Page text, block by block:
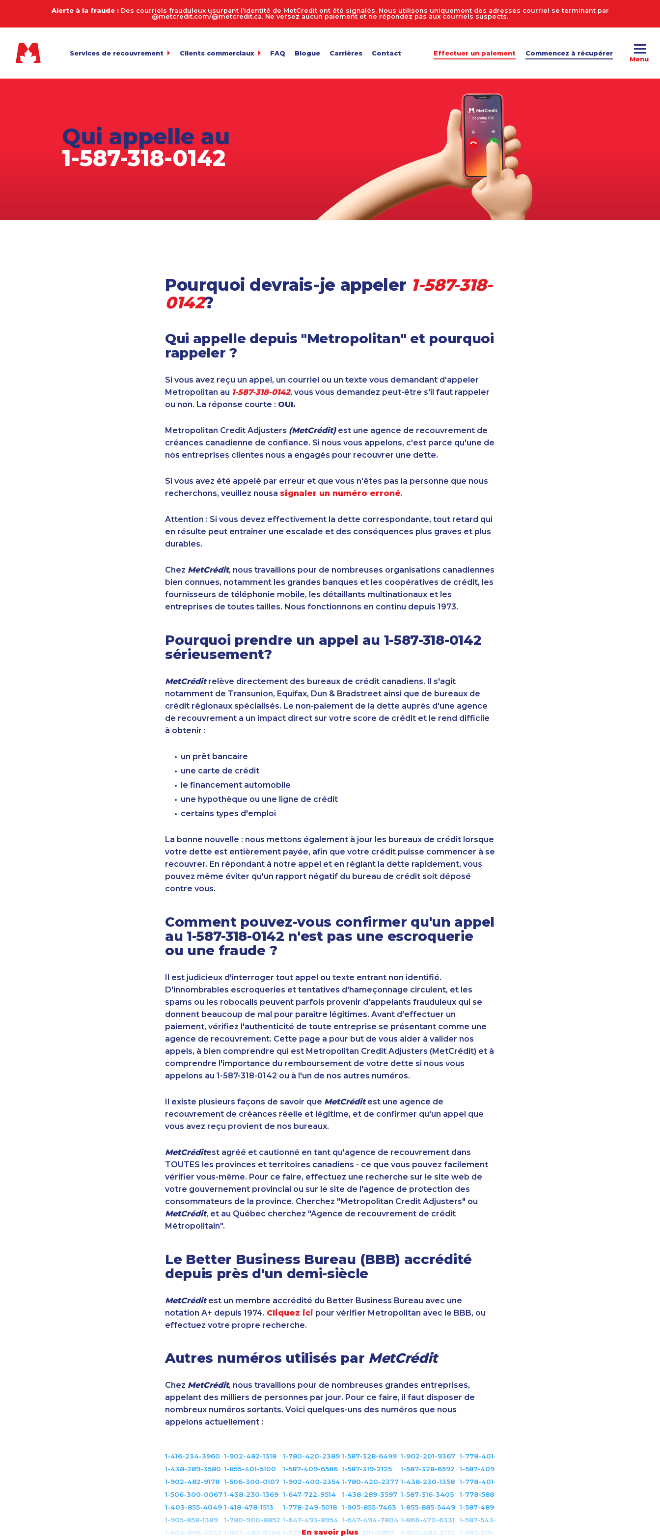
Alerte à la fraude : Des courriels frauduleux usurpant l’identité de MetCredit ont été signalés. Nous utilisons uniquement des adresses courriel se terminant par
@metcredit.com/@metcredit.ca. Ne versez aucun paiement et ne répondez pas aux courriels suspects.
Services de recouvrement
Agriculture
Arriérés en automobile
Biens de succession et décès
Locataire-propriétaire
Clients commerciaux
Transfert de fichiers
Téléversements en vrac
Payez votre facture
Politique de confidentialité
FAQ Blogue Carrières Contact Effectuer un paiement Commencez à récupérer
Qui appelle au
1-587-318-0142
Pourquoi devrais-je appeler 1-587-318-
0142?
Qui appelle depuis "Metropolitan" et pourquoi
rappeler ?
Si vous avez reçu un appel, un courriel ou un texte vous demandant d'appeler
Metropolitan au 1-587-318-0142, vous vous demandez peut-être s'il faut rappeler
ou non. La réponse courte : OUI.
Metropolitan Credit Adjusters (MetCrédit)est une agence de recouvrement de
créances canadienne de confiance. Si nous vous appelons, c'est parce qu'une de
nos entreprises clientes nous a engagés pour recouvrer une dette.
Si vous avez été appelé par erreur et que vous n'êtes pas la personne que nous
recherchons, veuillez nousa signaler un numéro erroné.
Attention : Si vous devez effectivement la dette correspondante, tout retard qui
en résulte peut entraîner une escalade et des conséquences plus graves et plus
durables.
Chez MetCrédit, nous travaillons pour de nombreuses organisations canadiennes
bien connues, notamment les grandes banques et les coopératives de crédit, les
fournisseurs de téléphonie mobile, les détaillants multinationaux et les
entreprises de toutes tailles. Nous fonctionnons en continu depuis 1973.
Pourquoi prendre un appel au 1-587-318-0142
sérieusement?
MetCréditrelève directement des bureaux de crédit canadiens. Il s'agit
notamment de Transunion, Equifax, Dun & Bradstreet ainsi que de bureaux de
crédit régionaux spécialisés. Le non-paiement de la dette auprès d'une agence
de recouvrement a un impact direct sur votre score de crédit et le rend difficile
à obtenir :
un prêt bancaire
une carte de crédit
le financement automobile
une hypothèque ou une ligne de crédit
certains types d'emploi
La bonne nouvelle : nous mettons également à jour les bureaux de crédit lorsque
votre dette est entièrement payée, afin que votre crédit puisse commencer à se
recouvrer. En répondant à notre appel et en réglant la dette rapidement, vous
pouvez même éviter qu'un rapport négatif du bureau de crédit soit déposé
contre vous.
Comment pouvez-vous confirmer qu'un appel
au 1-587-318-0142 n'est pas une escroquerie
ou une fraude ?
Il est judicieux d'interroger tout appel ou texte entrant non identifié.
D'innombrables escroqueries et tentatives d'hameçonnage circulent, et les
spams ou les robocalls peuvent parfois provenir d'appelants frauduleux qui se
donnent beaucoup de mal pour paraître légitimes. Avant d'effectuer un
paiement, vérifiez l'authenticité de toute entreprise se présentant comme une
agence de recouvrement. Cette page a pour but de vous aider à valider nos
appels, à bien comprendre qui est Metropolitan Credit Adjusters (MetCrédit) et à
comprendre l'importance du remboursement de votre dette si nous vous
appelons au 1-587-318-0142 ou à l'un de nos autres numéros.
Il existe plusieurs façons de savoir que MetCréditest une agence de
recouvrement de créances réelle et légitime, et de confirmer qu'un appel que
vous avez reçu provient de nos bureaux.
MetCréditest agréé et cautionné en tant qu'agence de recouvrement dans
TOUTES les provinces et territoires canadiens - ce que vous pouvez facilement
vérifier vous-même. Pour ce faire, effectuez une recherche sur le site web de
votre gouvernement provincial ou sur le site de l'agence de protection des
consommateurs de la province. Cherchez "Metropolitan Credit Adjusters" ou
MetCrédit, et au Québec cherchez "Agence de recouvrement de crédit
Métropolitain".
Le Better Business Bureau (BBB) accrédité
depuis près d'un demi-siècle
MetCréditest un membre accrédité du Better Business Bureau avec une
notation A+ depuis 1974. Cliquez ici pour vérifier Metropolitan avec le BBB, ou
effectuez votre propre recherche.
Autres numéros utilisés par MetCrédit
Chez MetCrédit, nous travaillons pour de nombreuses grandes entreprises,
appelant des milliers de personnes par jour. Pour ce faire, il faut disposer de
nombreux numéros sortants. Voici quelques-uns des numéros que nous
appelons actuellement :
En savoir plus
1-416-234-3960 1-902-482-1318 1-780-420-2389 1-587-328-6499 1-902-201-9367 1-778-401-7372
1-438-289-3580 1-855-401-5100 1-587-409-6586 1-587-319-2125 1-587-328-6592
1-587-409-6675
1-902-482-9178 1-506-300-0107 1-902-400-23541-780-420-2377 1-438-230-1358
1-778-401-7210
1-506-300-00671-438-230-1369 1-647-722-9514 1-438-289-3597 1-587-316-3405
1-778-588-9275
1-403-855-4049 1-418-478-1513 1-778-249-5018 1-905-855-7463 1-855-885-5449 1-587-489-1493
1-905-858-1389
1-780-900-8852 1-647-493-8954 1-647-494-7804 1-866-470-6331
1-587-543-0617
1-604-696-3032 1-902-482-9266 1-579-267-0759 1-819-201-0892 1-902-482-2173
1-587-319-2161